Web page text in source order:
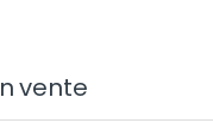
vente